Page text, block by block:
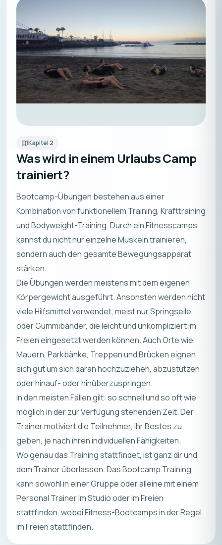
Kapitel 2
Was wird in einem Urlaubs Camp
trainiert?
Bootcamp-Übungen bestehen aus einer
Kombination von funktionellem Training, Krafttraining
und Bodyweight-Training. Durch ein Fitnesscamps
kannst du nicht nur einzelne Muskeln trainieren,
sondern auch den gesamte Bewegungsapparat
stärken.
Die Übungen werden meistens mit dem eigenen
Körpergewicht ausgeführt. Ansonsten werden nicht
viele Hilfsmittel verwendet, meist nur Springseile
oder Gummibänder, die leicht und unkompliziert im
Freien eingesetzt werden können. Auch Orte wie
Mauern, Parkbänke, Treppen und Brücken eignen
sich gut um sich daran hochzuziehen, abzustützen
oder hinauf- oder hinüberzuspringen.
In den meisten Fällen gilt: so schnell und so oft wie
möglich in der zur Verfügung stehenden Zeit. Der
Trainer motiviert die Teilnehmer, ihr Bestes zu
geben, je nach ihren individuellen Fähigkeiten.
Wo genau das Training stattfindet, ist ganz dir und
dem Trainer überlassen. Das Bootcamp Training
kann sowohl in einer Gruppe oder alleine mit einem
Personal Trainer im Studio oder im Freien
stattfinden, wobei Fitness-Bootcamps in der Regel
im Freien stattfinden.